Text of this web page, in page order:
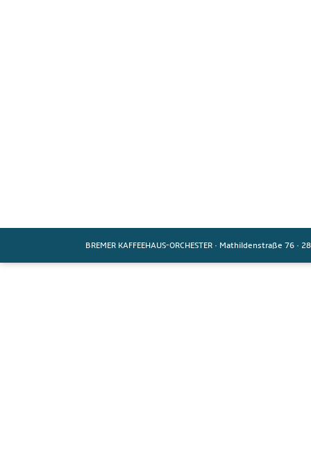
BREMER KAFFEEHAUS-ORCHESTER · Mathildenstraße 76 ·